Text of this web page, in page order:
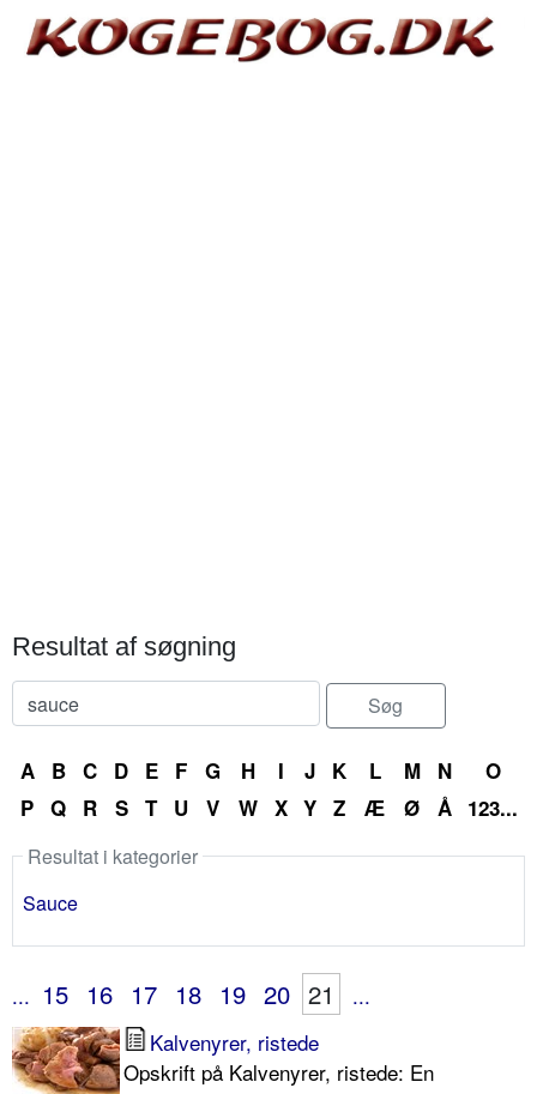
Resultat af søgning
A B C D E F G H I J K L M N
O
P Q R S T U V W X Y Z Æ Ø Å 123...
Resultat i kategorier
Sauce
... 15 16 17 18 19 20 21
...
Kalvenyrer, ristede
Opskrift på Kalvenyrer, ristede: En